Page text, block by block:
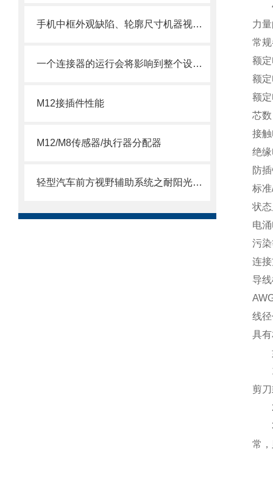
手机中框外观缺陷、轮廓尺寸机器视觉和条码解决方案
一个连接器的运行会将影响到整个设备的功能
M12接插件性能
M12/M8传感器/执行器分配器
轻型汽车前方视野辅助系统之耐阳光倒灌杂散光太阳光辐射模拟器
力
常
额
额
额
芯数
接
绝
防
标
状
电
污
连
导
线
具
剪
常